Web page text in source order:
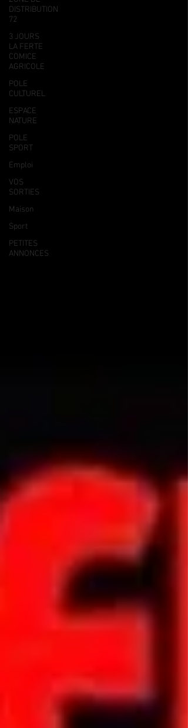
DISTRIBUTION
72
3 JOURS
LA FERTE
COMICE
AGRICOLE
POLE
CULTUREL
ESPACE
NATURE
POLE
SPORT
Emploi
VOS
SORTIES
Maison
Sport
PETITES
ANNONCES